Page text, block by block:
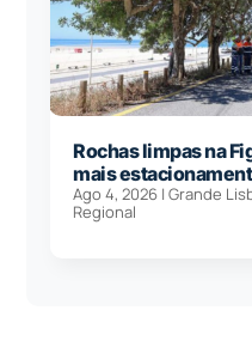
Rochas limpas na
mais
Ago 4, 2026 |Grande
Regional